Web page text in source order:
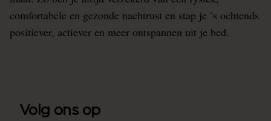
comfortabele en gezonde nachtrust en stap je ’s ochtends
positiever, actiever en meer ontspannen uit je bed.
Volg ons op